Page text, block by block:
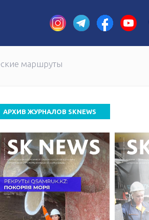
маршруты
АРХИВ ЖУРНАЛОВ SKNEWS